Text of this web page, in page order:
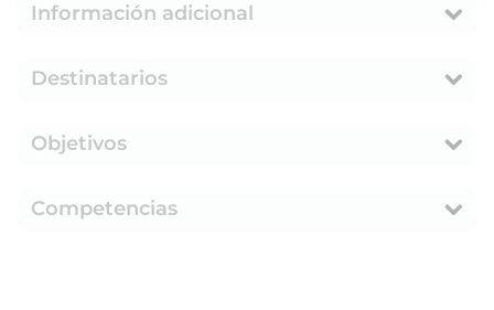
Información adicional
Destinatarios
Objetivos
Competencias